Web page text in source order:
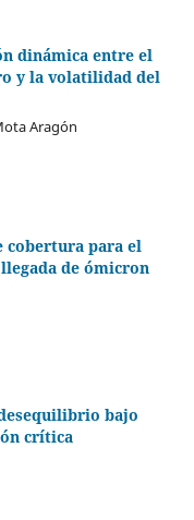
dinámica entre el
y la volatilidad del
Aragón
cobertura para el
de ómicron
bajo
crítica